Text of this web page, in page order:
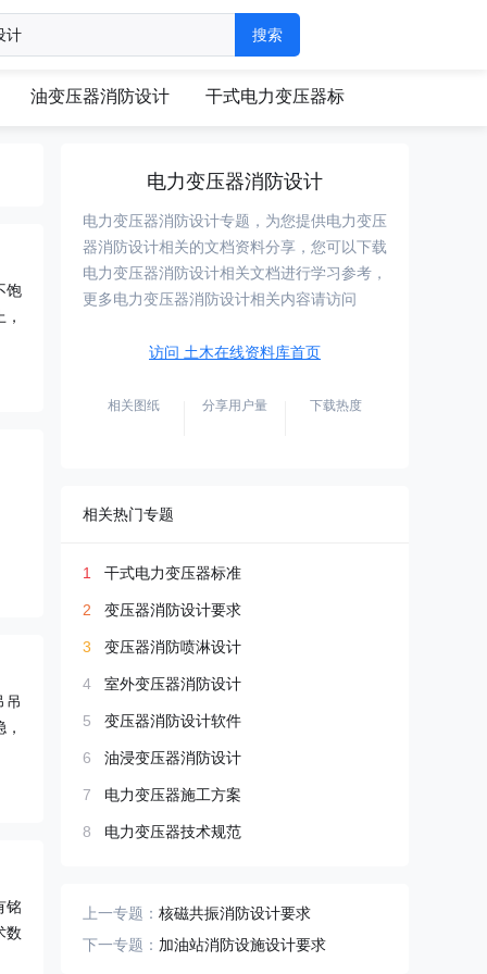
油变压器消防设计 干式电力变压器标
饱
吊
铭
数
电力变压器消防设计
电力变压器消防设计专题，为您提供电力变压
器消防设计相关的文档资料分享，您可以下载
电力变压器消防设计相关文档进行学习参考，
更多电力变压器消防设计相关内容请访问
访问 土木在线资料库首页
相关图纸 分享用户量 下载热度
相关热门专题
1 干式电力变压器标准
2 变压器消防设计要求
3 变压器消防喷淋设计
4 室外变压器消防设计
5 变压器消防设计软件
6 油浸变压器消防设计
7 电力变压器施工方案
8 电力变压器技术规范
上一专题： 核磁共振消防设计要求
下一专题： 加油站消防设施设计要求